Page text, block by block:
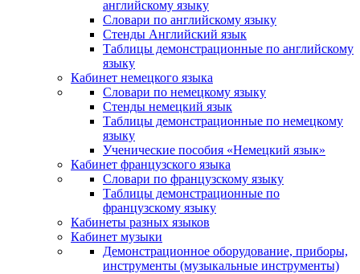
английскому языку
Словари по английскому языку
Стенды Английский язык
Таблицы демонстрационные по английскому
языку
Кабинет немецкого языка
Словари по немецкому языку
Стенды немецкий язык
Таблицы демонстрационные по немецкому
языку
Ученические пособия «Немецкий язык»
Кабинет французского языка
Словари по французскому языку
Таблицы демонстрационные по
французскому языку
Кабинеты разных языков
Кабинет музыки
Демонстрационное оборудование, приборы,
инструменты (музыкальные инструменты)